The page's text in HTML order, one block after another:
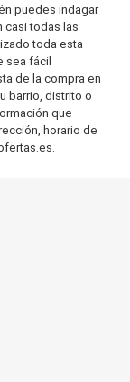
puedes indagar
casi todas las
toda esta
sea fácil
de la compra en
barrio, distrito o
que
horario de